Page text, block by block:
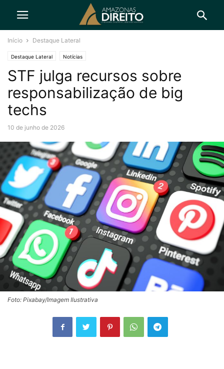
Início Destaque Lateral
Destaque Lateral Notícias
STF julga recursos sobre
responsabilização de big
techs
10 de junho de 2026
Foto: Pixabay/Imagem Ilustrativa